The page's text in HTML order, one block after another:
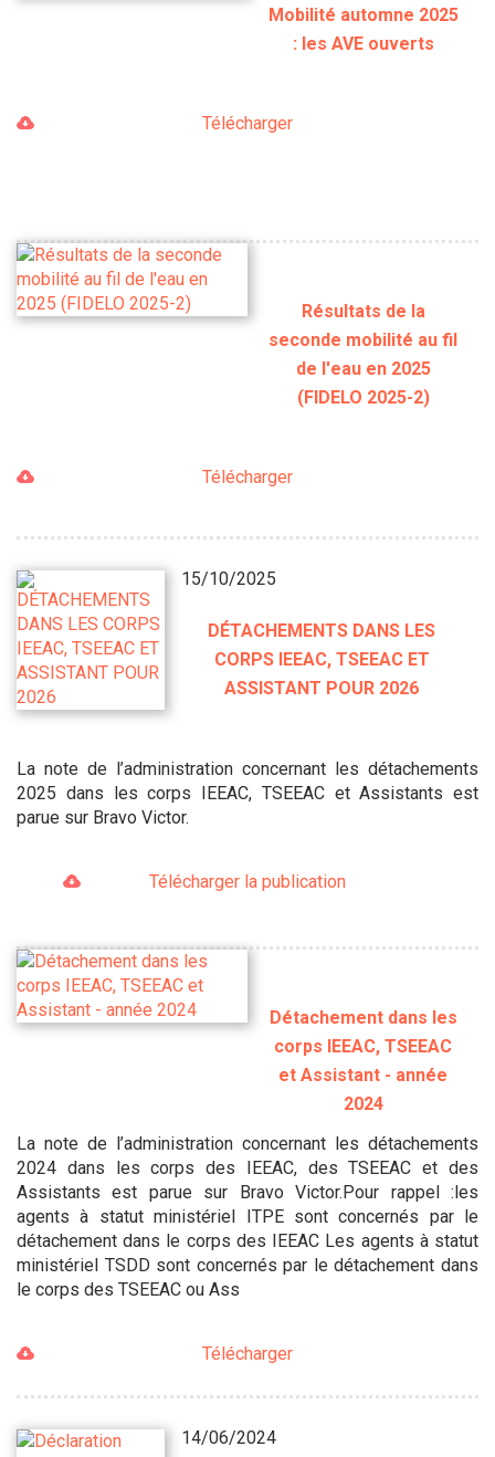
Mobilité automne 2025
: les AVE ouverts
Télécharger
Résultats de la
seconde mobilité au fil
de l'eau en 2025
(FIDELO 2025-2)
Télécharger
15/10/2025
DÉTACHEMENTS DANS LES
CORPS IEEAC, TSEEAC ET
ASSISTANT POUR 2026
La note de l’administration concernant les détachements
2025 dans les corps IEEAC, TSEEAC et Assistants est
parue sur Bravo Victor.
Télécharger la publication
Détachement dans les
corps IEEAC, TSEEAC
et Assistant - année
2024
La note de l’administration concernant les détachements
2024 dans les corps des IEEAC, des TSEEAC et des
Assistants est parue sur Bravo Victor.Pour rappel :les
agents à statut ministériel ITPE sont concernés par le
détachement dans le corps des IEEAC Les agents à statut
ministériel TSDD sont concernés par le détachement dans
le corps des TSEEAC ou Ass
Télécharger
14/06/2024